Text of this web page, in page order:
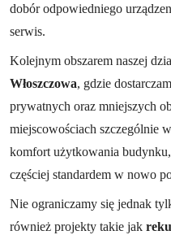
dobór odpowiedniego
serwis.
Kolejnym obszarem naszej
Włoszczowa, gdzie
prywatnych oraz mniejszych
miejscowościach szczególnie
komfort użytkowania
częściej standardem w nowo
Nie ograniczamy się jednak
również projekty takie jak